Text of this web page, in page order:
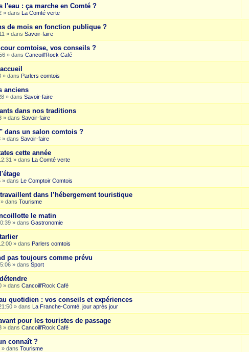
l'eau : ça marche en Comté ?
» dans La Comté verte
de mois en fonction publique ?
» dans Savoir-faire
comtoise, vos conseils ?
» dans Cancoill'Rock Café
» dans Parlers comtois
anciens
» dans Savoir-faire
dans nos traditions
» dans Savoir-faire
dans un salon comtois ?
» dans Savoir-faire
cette année
» dans La Comté verte
» dans Le Comptoir Comtois
dans l’hébergement touristique
» dans Tourisme
le matin
» dans Gastronomie
» dans Parlers comtois
pas toujours comme prévu
» dans Sport
» dans Cancoill'Rock Café
quotidien : vos conseils et expériences
» dans La Franche-Comté, jour après jour
pour les touristes de passage
» dans Cancoill'Rock Café
connaît ?
» dans Tourisme